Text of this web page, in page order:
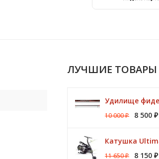
ЛУЧШИЕ ТОВАРЫ
10 000₽ 8 500 ₽
11 650₽ 8 150 ₽